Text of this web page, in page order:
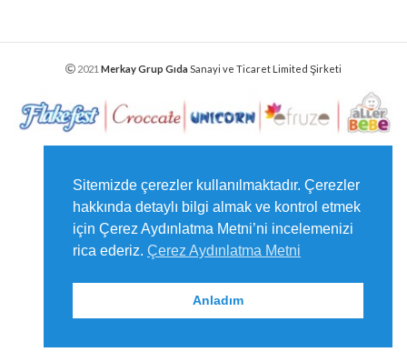
2021 Merkay Grup GıdaSanayi ve Ticaret Limited Şirketi
Sitemizde çerezler kullanılmaktadır. Çerezler
hakkında detaylı bilgi almak ve kontrol etmek
için Çerez Aydınlatma Metni’ni incelemenizi
rica ederiz. Çerez Aydınlatma Metni
Anladım